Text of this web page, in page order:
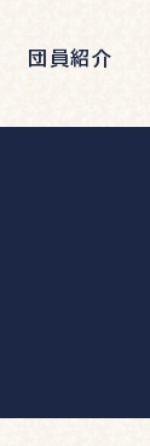
団員紹介